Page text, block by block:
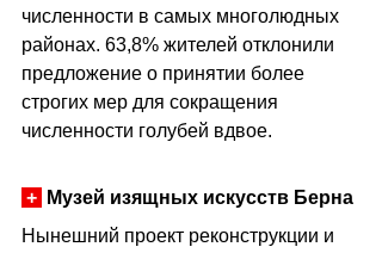
численности в самых многолюдных
районах. 63,8% жителей отклонили
предложение о принятии более
строгих мер для сокращения
численности голубей вдвое.
+
Музей изящных искусств Берна
Нынешний проект реконструкции и